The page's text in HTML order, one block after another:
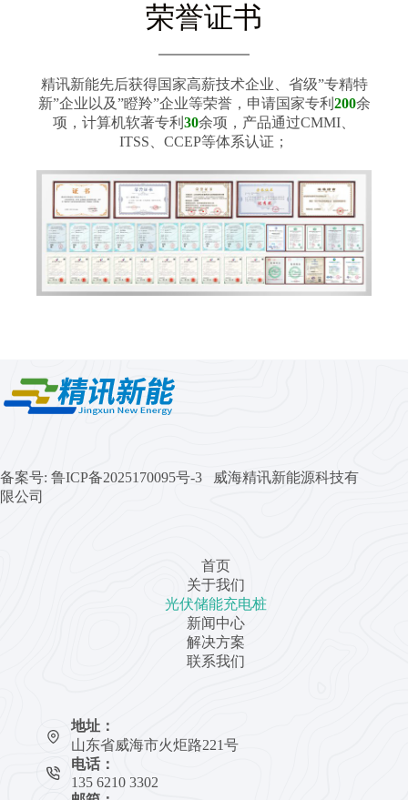
荣誉证书
精讯新能先后获得国家高薪技术企业、省级”专精特
新”企业以及”瞪羚”企业等荣誉，申请国家专利 200余
项，计算机软著专利 30余项，产品通过CMMI、
ITSS、CCEP等体系认证；
备案号: 鲁ICP备2025170095号-3 威海精讯新能源科技有
限公司
首页
关于我们
光伏储能充电桩
新闻中心
解决方案
联系我们
地址：
山东省威海市火炬路221号
电话：
135 6210 3302